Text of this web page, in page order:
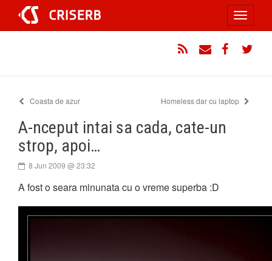
conținut
Toggle
Coasta de azur Homeless dar cu laptop
A-nceput intai sa cada, cate-un
strop, apoi…
8 Jun 2009 @ 23:32
A fost o seara minunata cu o vreme superba :D